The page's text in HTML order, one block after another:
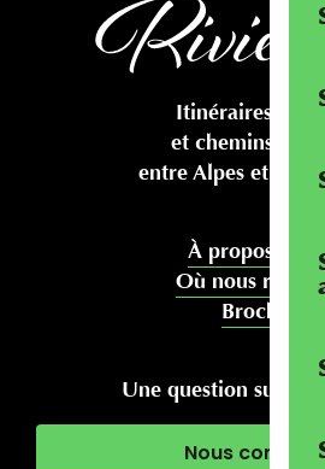
Itinéraires
et chemins
entre Alpes et
À propos de
Où nous
Brochures
Une question sur
Nous